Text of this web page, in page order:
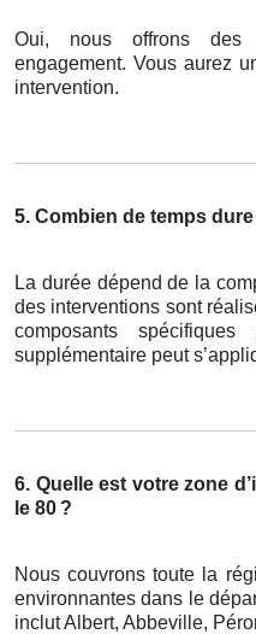
Oui, nous offrons des
engagement. Vous aurez
intervention.
5. Combien de temps
La durée dépend de la
des interventions sont
composants
supplémentaire peut
6. Quelle est votre zone
le 80 ?
Nous couvrons toute la
environnantes dans le
inclut Albert, Abbeville,